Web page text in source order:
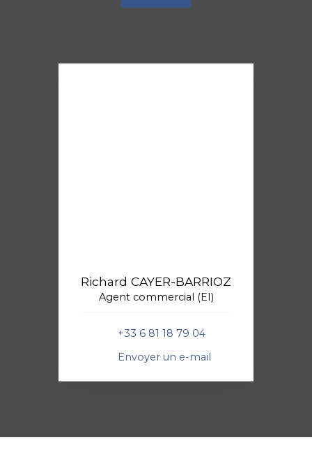
Richard CAYER-BARRIOZ
Agent commercial (EI)
+33 6 81 18 79 04
Envoyer un e-mail